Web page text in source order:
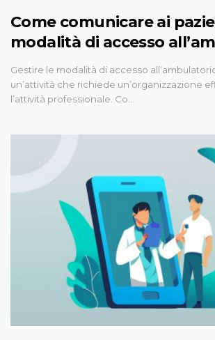
Come comunicare ai
modalità di accesso
Gestire le modalità di accesso
un’attività che richiede un’organizzazione
l’attività professionale. Co…